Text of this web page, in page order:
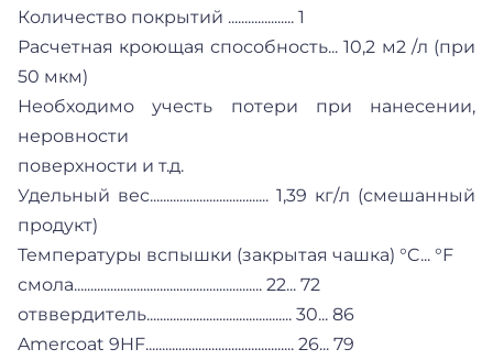
Количество покрытий .................... 1
Расчетная кроющая способность... 10,2 м2 /л (при
50 мкм)
Необходимо учесть потери при нанесении,
неровности
поверхности и т.д.
Удельный вес.................................... 1,39 кг/л (смешанный
продукт)
Температуры вспышки (закрытая чашка) °C... °F
смола......................................................... 22... 72
отввердитель............................................ 30... 86
Amercoat 9HF............................................. 26... 79